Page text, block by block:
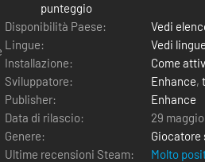
punteggio
Disponibilità Paese:
Vedi
Lingue:
Vedi
Installazione:
Come
Sviluppatore:
Enhance,
Publisher:
Enhance
Data di rilascio:
29
Genere:
Giocatore
Ultime recensioni Steam:
Molto